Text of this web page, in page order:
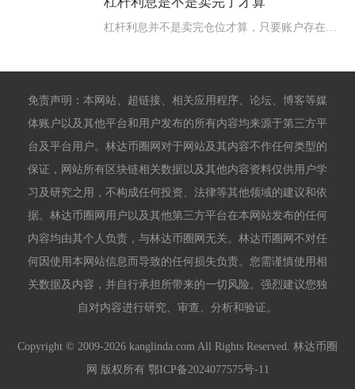
免责声明：本网站、超链接、相关应用程序、论坛、博客等媒
体账户以及其他平台和用户发布的所有内容均来源于第三方平
台及平台用户。林达币圈网对于网站及其内容不作任何类型的
保证，网站所有区块链相关数据以及其他内容资料仅供用户学
习及研究之用，不构成任何投资、法律等其他领域的建议和依
据。林达币圈网用户以及其他第三方平台在本网站发布的任何
内容均由其个人负责，与林达币圈网无关。林达币圈网不对任
何因使用本网站信息而导致的任何损失负责。您需谨慎使用相
关数据及内容，并自行承担所带来的一切风险。强烈建议您独
自对内容进行研究、审查、分析和验证。
Copyright © 2009-2026 kanglinda.com All Rights Reserved. 林达币圈
网 版权所有 鄂ICP备2024077575号-11